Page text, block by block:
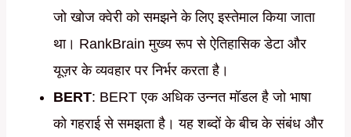
जो खोज क्वेरी को समझने के लिए इस्तेमाल किया जाता
था। RankBrain मुख्य रूप से ऐतिहासिक डेटा और
यूज़र के व्यवहार पर निर्भर करता है।
BERT: BERT एक अधिक उन्नत मॉडल है जो भाषा
को गहराई से समझता है। यह शब्दों के बीच के संबंध और